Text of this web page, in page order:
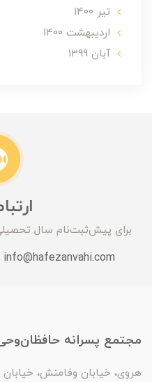
تير 1400
ارديبهشت 1400
آبان 1399
برای پیش‌ثبت‌نام سال تحصیلی ۱۴۰۵-۱۴۰۶ با ما تماس
info@hafezanvahi.com
مجتمع پسرانه
هروی، خیابان وفامنش،